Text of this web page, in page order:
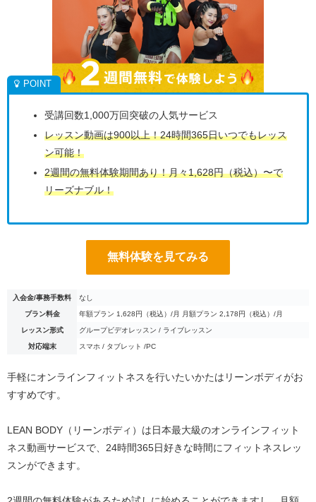
受講回数1,000万回突破の人気サービス
レッスン動画は900以上！24時間365日いつでもレッス
ン可能！
2週間の無料体験期間あり！月々1,628円（税込）〜で
リーズナブル！
無料体験を見てみる
入会金/事務手数料 なし
プラン料金 年額プラン 1,628円（税込）/月 月額プラン 2,178円（税込）/月
レッスン形式 グループビデオレッスン / ライブレッスン
対応端末 スマホ / タブレット /PC
手軽にオンラインフィットネスを行いたいかたはリーンボディがお
すすめです。
LEAN BODY（リーンボディ）は日本最大級のオンラインフィット
ネス動画サービスで、24時間365日好きな時間にフィットネスレッ
スンができます。